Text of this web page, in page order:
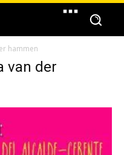
hammen
van der